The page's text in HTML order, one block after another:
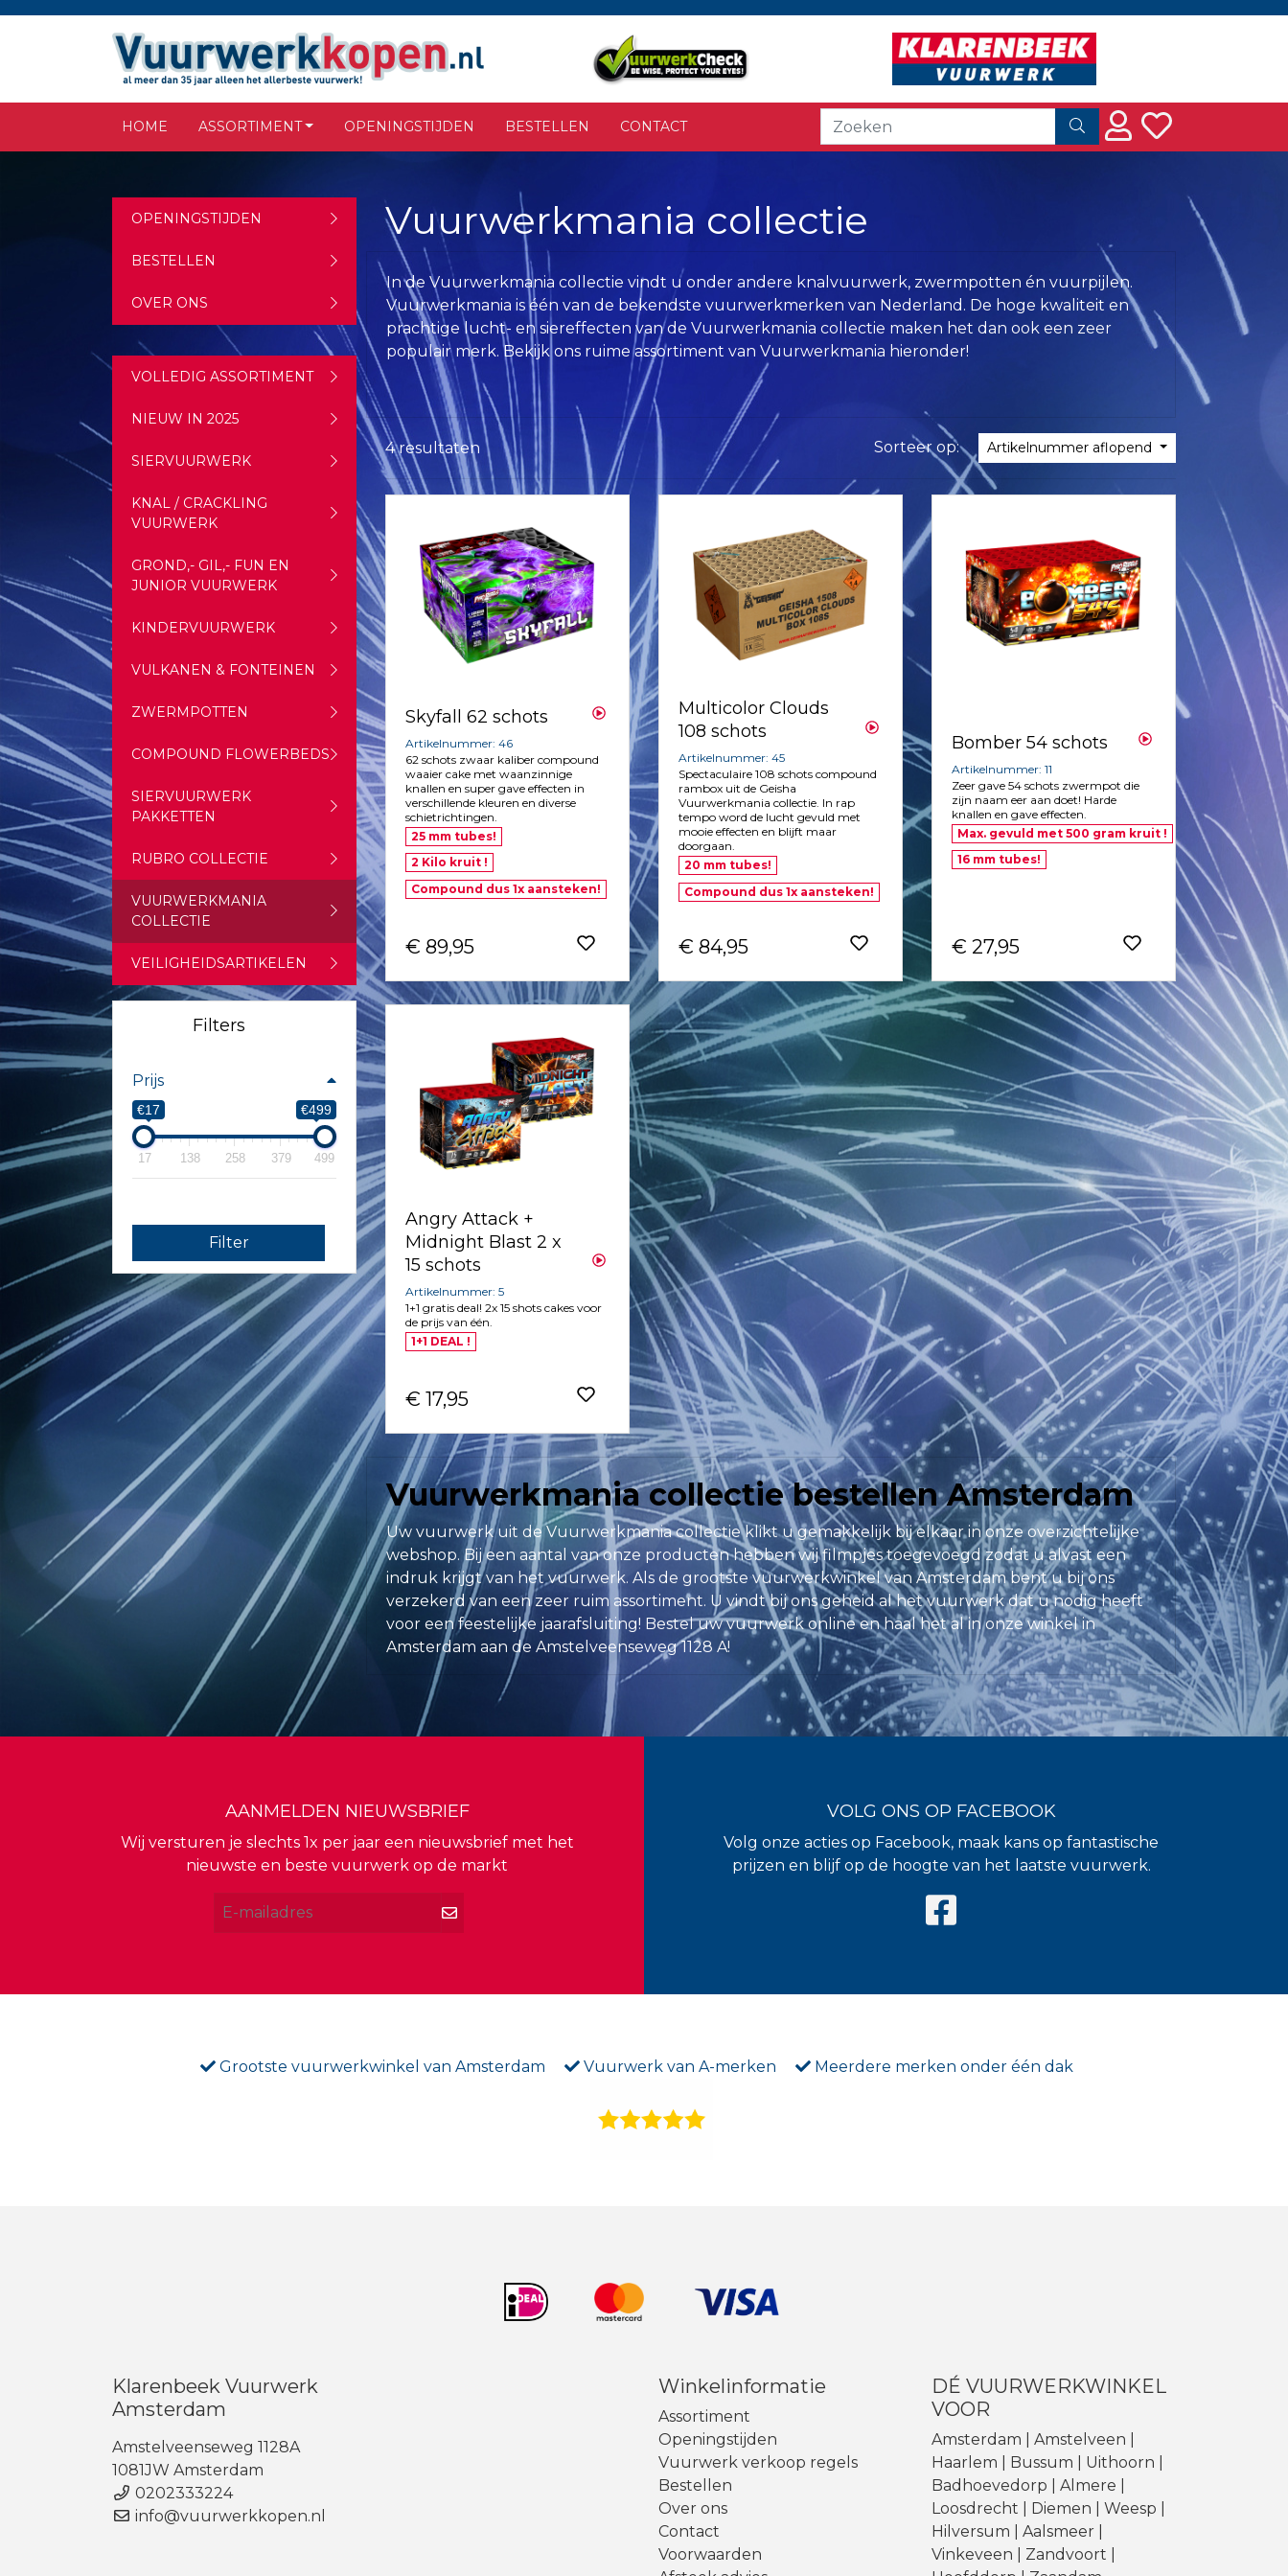
HOME ASSORTIMENT OPENINGSTIJDEN BESTELLEN CONTACT
OPENINGSTIJDEN
BESTELLEN
OVER ONS
VOLLEDIG ASSORTIMENT
NIEUW IN 2025
SIERVUURWERK
KNAL / CRACKLING
VUURWERK
GROND,- GIL,- FUN EN
JUNIOR VUURWERK
KINDERVUURWERK
VULKANEN & FONTEINEN
ZWERMPOTTEN
COMPOUND FLOWERBEDS
SIERVUURWERK
PAKKETTEN
RUBRO COLLECTIE
VUURWERKMANIA
COLLECTIE
VEILIGHEIDSARTIKELEN
Filters
Prijs
€17 €499
17 138 258 379 499
Filter
Vuurwerkmania collectie
In de Vuurwerkmania collectie vindt u onder andere knalvuurwerk, zwermpotten én vuurpijlen.
Vuurwerkmania is één van de bekendste vuurwerkmerken van Nederland. De hoge kwaliteit en
prachtige lucht- en siereffecten van de Vuurwerkmania collectie maken het dan ook een zeer
populair merk. Bekijk ons ruime assortiment van Vuurwerkmania hieronder!
4 resultaten Sorteer op: Artikelnummer aflopend
Skyfall 62 schots
Artikelnummer: 46
62 schots zwaar kaliber compound
waaier cake met waanzinnige
knallen en super gave effecten in
verschillende kleuren en diverse
schietrichtingen.
25 mm tubes!
2 Kilo kruit !
Compound dus 1x aansteken!
€ 89,95
Multicolor Clouds
108 schots
Artikelnummer: 45
Spectaculaire 108 schots compound
rambox uit de Geisha
Vuurwerkmania collectie. In rap
tempo word de lucht gevuld met
mooie effecten en blijft maar
doorgaan.
20 mm tubes!
Compound dus 1x aansteken!
€ 84,95
Bomber 54 schots
Artikelnummer: 11
Zeer gave 54 schots zwermpot die
zijn naam eer aan doet! Harde
knallen en gave effecten.
Max. gevuld met 500 gram kruit !
16 mm tubes!
€ 27,95
Angry Attack +
Midnight Blast 2 x
15 schots
Artikelnummer: 5
1+1 gratis deal! 2x 15 shots cakes voor
de prijs van één.
1+1 DEAL !
€ 17,95
Vuurwerkmania collectie bestellen Amsterdam
Uw vuurwerk uit de Vuurwerkmania collectie klikt u gemakkelijk bij elkaar in onze overzichtelijke
webshop. Bij een aantal van onze producten hebben wij filmpjes toegevoegd zodat u alvast een
indruk krijgt van het vuurwerk. Als de grootste vuurwerkwinkel van Amsterdam bent u bij ons
verzekerd van een zeer ruim assortiment. U vindt bij ons geheid al het vuurwerk dat u nodig heeft
voor een feestelijke jaarafsluiting! Bestel uw vuurwerk online en haal het al in onze winkel in
Amsterdam aan de Amstelveenseweg 1128 A!
AANMELDEN NIEUWSBRIEF
Wij versturen je slechts 1x per jaar een nieuwsbrief met het
nieuwste en beste vuurwerk op de markt
VOLG ONS OP FACEBOOK
Volg onze acties op Facebook, maak kans op fantastische
prijzen en blijf op de hoogte van het laatste vuurwerk.
Grootste vuurwerkwinkel van Amsterdam Vuurwerk van A-merken Meerdere merken onder één dak
Klarenbeek Vuurwerk
Amsterdam
Amstelveenseweg 1128A
1081JW Amsterdam
0202333224
info@vuurwerkkopen.nl
Winkelinformatie
Assortiment
Openingstijden
Vuurwerk verkoop regels
Bestellen
Over ons
Contact
Voorwaarden
DÉ VUURWERKWINKEL
VOOR
Amsterdam | Amstelveen |
Haarlem | Bussum | Uithoorn
Badhoevedorp | Almere |
Loosdrecht | Diemen Weesp
Hilversum | Aalsmeer
Vinkeveen | Zandvoort |